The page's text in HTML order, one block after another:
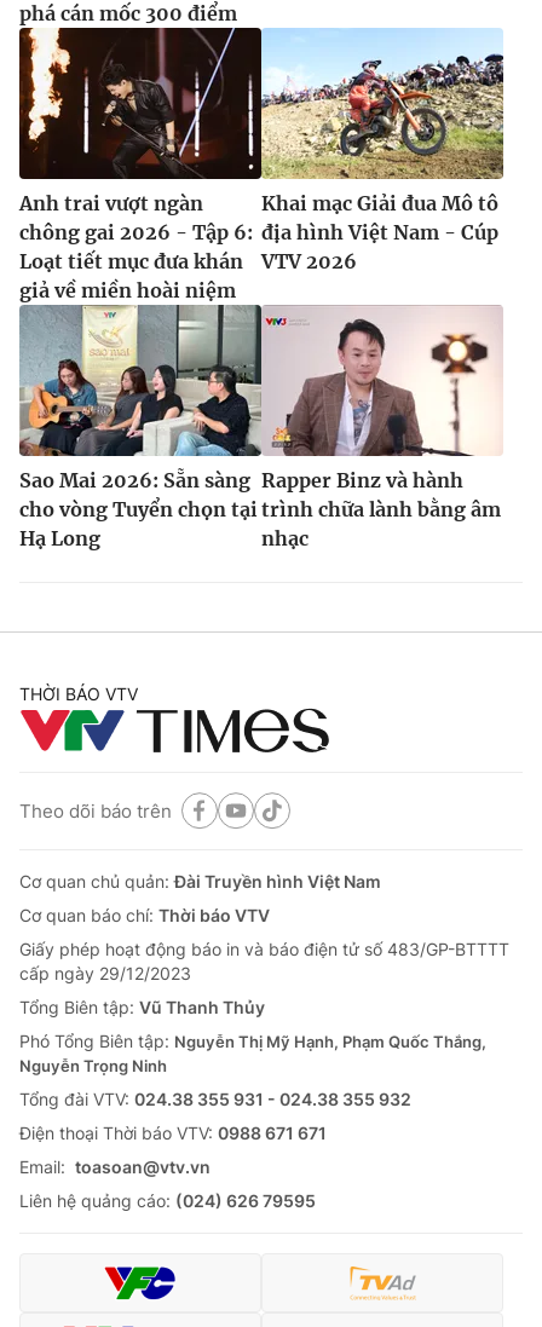
phá cán mốc 300 điểm
Anh trai vượt ngàn
chông gai 2026 - Tập 6:
Loạt tiết mục đưa khán
giả về miền hoài niệm
Khai mạc Giải đua Mô tô
địa hình Việt Nam - Cúp
VTV 2026
Sao Mai 2026: Sẵn sàng
cho vòng Tuyển chọn tại
Hạ Long
Rapper Binz và hành
trình chữa lành bằng âm
nhạc
THỜI BÁO VTV
Theo dõi báo trên
Cơ quan chủ quản:Đài Truyền hình Việt Nam
Cơ quan báo chí: Thời báo VTV
Giấy phép hoạt động báo in và báo điện tử số 483/GP-BTTTT
cấp ngày 29/12/2023
Tổng Biên tập: Vũ Thanh Thủy
Phó Tổng Biên tập: Nguyễn Thị Mỹ Hạnh, Phạm Quốc Thắng,
Nguyễn Trọng Ninh
Tổng đài VTV: 024.38 355 931 - 024.38 355 932
Ðiện thoại Thời báo VTV: 0988 671 671
Email: toasoan@vtv.vn
Liên hệ quảng cáo: (024) 626 79595